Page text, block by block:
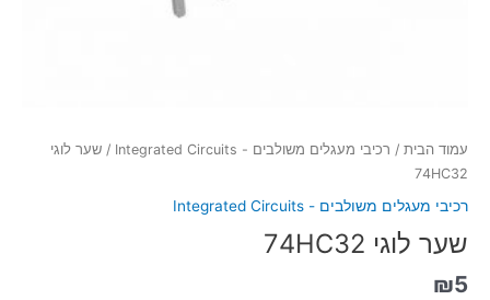
עמוד הבית / רכיבי מעגלים משולבים - Integrated Circuits
/ שער לוגי
74HC32
רכיבי מעגלים משולבים - Integrated Circuits
שער לוגי 74HC32
₪5